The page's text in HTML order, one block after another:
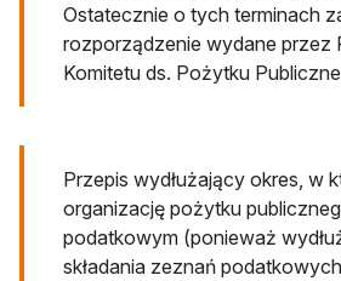
Ostatecznie o tych terminach
rozporządzenie wydane przez
Komitetu ds. Pożytku
Przepis wydłużający okres, w
organizację pożytku
podatkowym (ponieważ
składania zeznań